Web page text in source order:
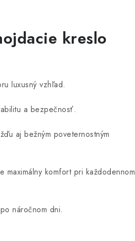
kreslo
luxusný vzhľad.
a bezpečnosť.
aj bežným poveternostným
komfort pri každodennom
náročnom dni.